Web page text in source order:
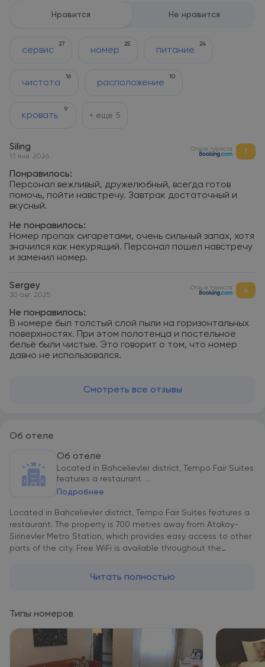
Нравится Не нравится
сервис
27
номер
25
питание
24
чистота
16
расположение
10
кровать
9
+ еще 5
Siling
13 янв. 2026
Отзыв туриста 7
Понравилось:
Персонал вежливый, дружелюбный, всегда готов
помочь, пойти навстречу. Завтрак достаточный и
вкусный.
Не понравилось:
Номер пропах сигаретами, очень сильный запах, хотя
значился как некурящий. Персонал пошел навстречу
и заменил номер.
Sergey
30 авг. 2025
Отзыв туриста 6
Не понравилось:
В номере был толстый слой пыли на горизонтальных
поверхностях. При этом полотенца и постельное
бельё были чистые. Это говорит о том, что номер
давно не использовался.
Смотреть все отзывы
Об отеле
Об отеле
Located in Bahcelievler district, Tempo Fair Suites
features a restaurant. ...
Подробнее
Located in Bahcelievler district, Tempo Fair Suites features a
restaurant. The property is 700 metres away from Atakoy-
Sirinevler Metro Station, which provides easy access to other
parts of the city. Free WiFi is available throughout the
digital safety deposit box, an electric kettle and a minibar.
Laundry and dry cleaning services are also available for an
additional fee. Breakfast is served as an open buffet in Tempo
Fair Suites. Guests can enjoy a variety of dishes in property's
restaurant. There are other restaurant and café options within
Читать полностью
Типы номеров